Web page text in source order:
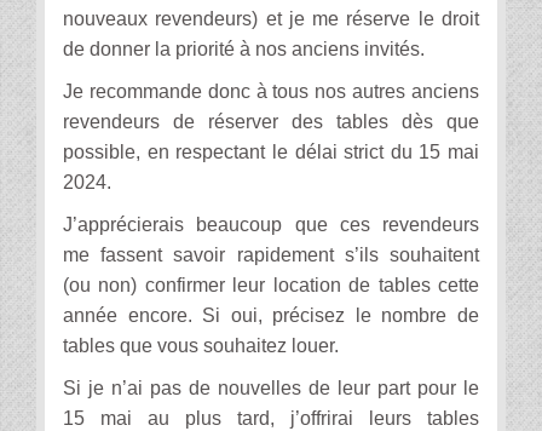
nouveaux revendeurs) et je me réserve le droit
de donner la priorité à nos anciens invités.
Je recommande donc à tous nos autres anciens
revendeurs de réserver des tables dès que
possible, en respectant le délai strict du 15 mai
2024.
J’apprécierais beaucoup que ces revendeurs
me fassent savoir rapidement s’ils souhaitent
(ou non) confirmer leur location de tables cette
année encore. Si oui, précisez le nombre de
tables que vous souhaitez louer.
Si je n’ai pas de nouvelles de leur part pour le
15 mai au plus tard, j’offrirai leurs tables